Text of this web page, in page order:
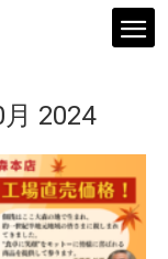
2024